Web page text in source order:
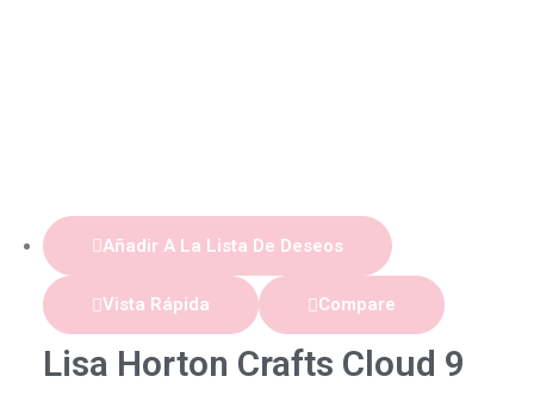
Añadir A La Lista De Deseos
Vista Rápida Compare
Lisa Horton Crafts Cloud 9